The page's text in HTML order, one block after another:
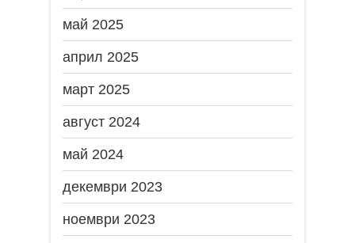
май 2025
април 2025
март 2025
август 2024
май 2024
декември 2023
ноември 2023